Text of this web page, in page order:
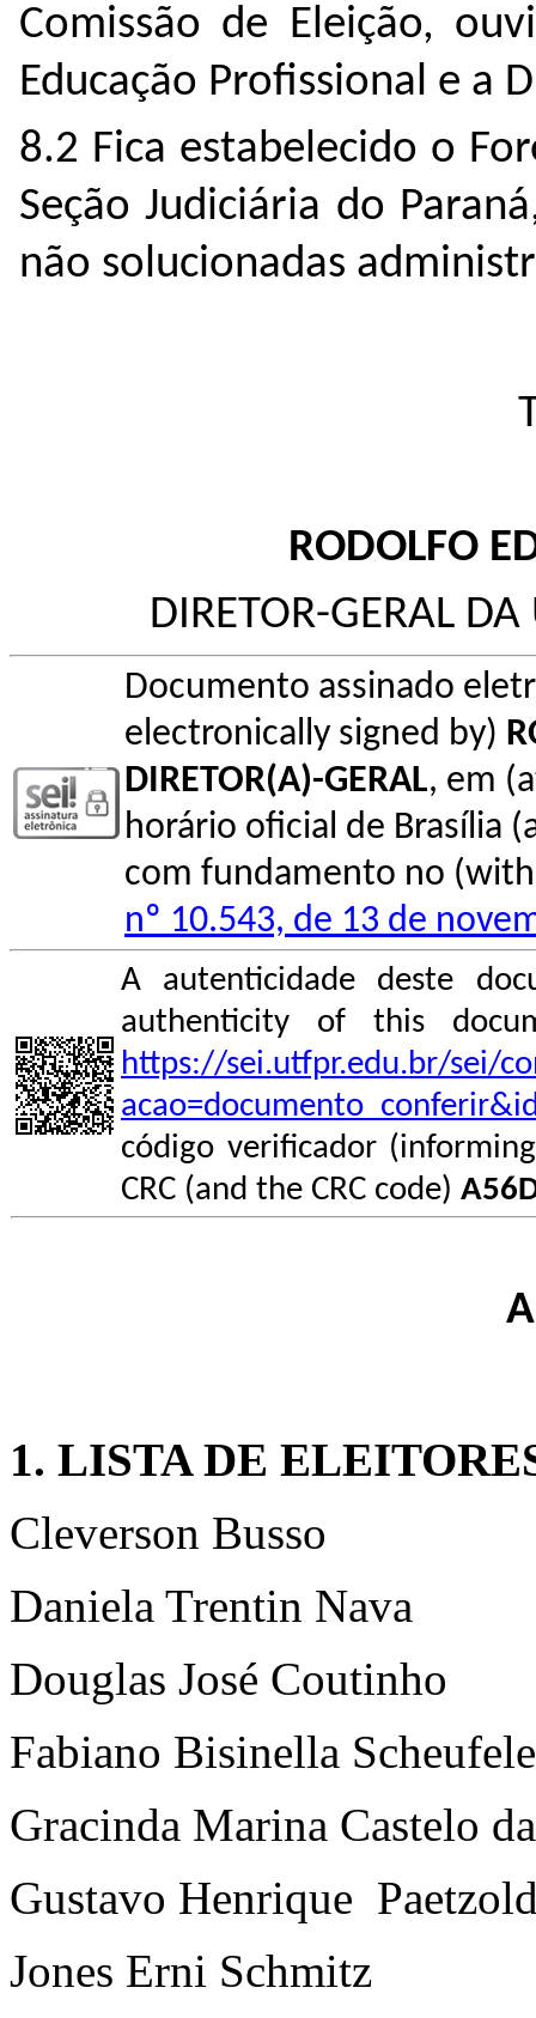
Comissão de Eleição,
Educação Profissional e a
8.2 Fica estabelecido o
Seção Judiciária do
não solucionadas
RODOLFO
DIRETOR-GERAL
Documento assinado
electronically signed by)
DIRETOR(A)-GERAL, em
horário oficial de Brasília
com fundamento no
nº 10.543, de 13 de
A autenticidade deste
authenticity of this
https://sei.utfpr.edu.br/sei/
código verificador
CRC (and the CRC code)
1. LISTA DE
Cleverson Busso
Daniela Trentin Nava
Douglas José Coutinho
Fabiano Bisinella Scheufele
Gracinda Marina Castelo
Gustavo Henrique
Jones Erni Schmitz